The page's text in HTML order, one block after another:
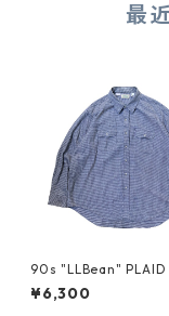
最
90s "LLBean" PLAID
N NEL
¥6,300